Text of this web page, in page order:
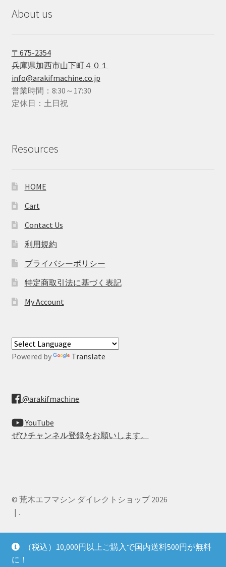
About us
〒675-2354
兵庫県加西市山下町４０１
info@arakifmachine.co.jp
営業時間：8:30～17:30
定休日：土日祝
Resources
HOME
Cart
Contact Us
利用規約
プライバシーポリシー
特定商取引法に基づく表記
My Account
Powered by Translate
@arakifmachine
YouTube
ぜひチャンネル登録をお願いします。
© 荒木エフマシン ダイレクトショップ 2026
.
（税込）10,000円以上ご購入で国内送料500円が無料
に！